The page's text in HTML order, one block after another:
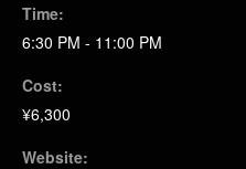
Time:
6:30 PM - 11:00 PM
Cost:
¥6,300
Website: